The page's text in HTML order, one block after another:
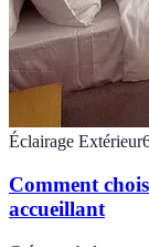
Éclairage Extérieur
Comment
accueillant